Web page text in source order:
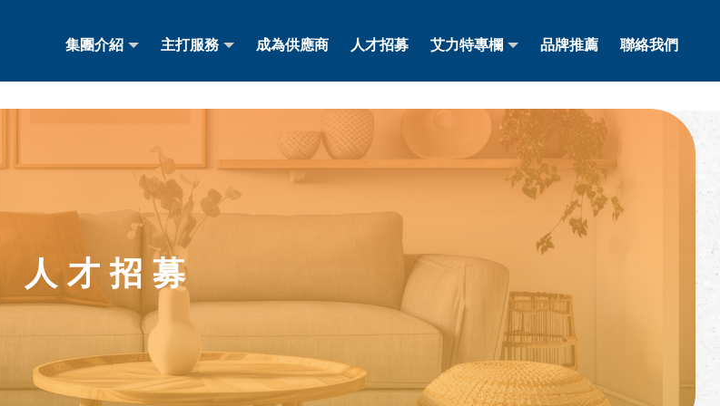
集團介紹
集團介紹
主打服務
主打服務
成為供應商
成為供應商
人才招募
人才招募
艾力特專欄
艾力特專欄
品牌推薦
品牌推薦
聯絡我們
聯絡我們
人才招募